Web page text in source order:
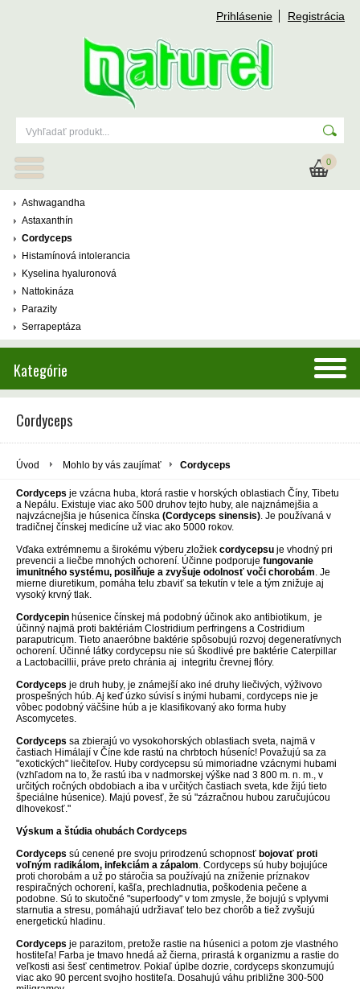
Prihlásenie Registrácia
0
Ashwagandha
Astaxanthín
Cordyceps
Histamínová intolerancia
Kyselina hyaluronová
Nattokináza
Parazity
Serrapeptáza
Kategórie
Cordyceps
Úvod Mohlo by vás zaujímať Cordyceps
Cordyceps je vzácna huba, ktorá rastie v horských oblastiach Číny, Tibetu
a Nepálu. Existuje viac ako 500 druhov tejto huby, ale najznámejšia a
najvzácnejšia je húsenica čínska (Cordyceps sinensis). Je používaná v
tradičnej čínskej medicíne už viac ako 5000 rokov.
Vďaka extrémnemu a širokému výberu zložiek cordycepsu je vhodný pri
prevencii a liečbe mnohých ochorení. Účinne podporuje fungovanie
imunitného systému, posilňuje a zvyšuje odolnosť voči chorobám. Je
mierne diuretikum, pomáha telu zbaviť sa tekutín v tele a tým znižuje aj
vysoký krvný tlak.
Cordycepin húsenice čínskej má podobný účinok ako antibiotikum, je
účinný najmä proti baktériám Clostridium perfringens a Costridium
paraputricum. Tieto anaeróbne baktérie spôsobujú rozvoj degeneratívnych
ochorení. Účinné látky cordycepsu nie sú škodlivé pre baktérie Caterpillar
a Lactobacillii, práve preto chránia aj integritu črevnej flóry.
Cordyceps je druh huby, je známejší ako iné druhy liečivých, výživovo
prospešných húb. Aj keď úzko súvisí s inými hubami, cordyceps nie je
vôbec podobný väčšine húb a je klasifikovaný ako forma huby
Ascomycetes.
Cordyceps sa zbierajú vo vysokohorských oblastiach sveta, najmä v
častiach Himálají v Číne kde rastú na chrbtoch húseníc! Považujú sa za
"exotických" liečiteľov. Huby cordycepsu sú mimoriadne vzácnymi hubami
(vzhľadom na to, že rastú iba v nadmorskej výške nad 3 800 m. n. m., v
určitých ročných obdobiach a iba v určitých častiach sveta, kde žijú tieto
špeciálne húsenice). Majú povesť, že sú "zázračnou hubou zaručujúcou
dlhovekosť."
Výskum a štúdia ohubách Cordyceps
Cordyceps sú cenené pre svoju prirodzenú schopnosť bojovať proti
voľným radikálom, infekciám a zápalom. Cordyceps sú huby bojujúce
proti chorobám a už po stáročia sa používajú na zníženie príznakov
respiračných ochorení, kašľa, prechladnutia, poškodenia pečene a
podobne. Sú to skutočné "superfoody" v tom zmysle, že bojujú s vplyvmi
starnutia a stresu, pomáhajú udržiavať telo bez chorôb a tiež zvyšujú
energetickú hladinu.
Cordyceps je parazitom, pretože rastie na húsenici a potom zje vlastného
hostiteľa! Farba je tmavo hnedá až čierna, prirastá k organizmu a rastie do
veľkosti asi šesť centimetrov. Pokiaľ úplbe dozrie, cordyceps skonzumujú
viac ako 90 percent svojho hostiteľa. Dosahujú váhu približne 300-500